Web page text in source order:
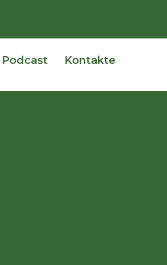
Podcast Kontakte